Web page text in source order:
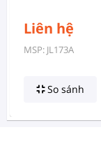
Liên hệ
MSP: JL173A
So sánh